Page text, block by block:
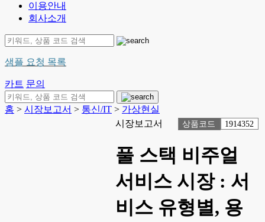
이용안내
회사소개
샘플 요청 목록
카트 문의
홈 > 시장보고서 > 통신/IT > 가상현실
시장보고서
상품코드 1914352
풀 스택 비주얼
서비스 시장 : 서
비스 유형별, 용